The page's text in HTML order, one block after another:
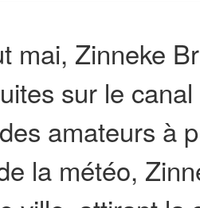
mai, Zinneke
sur le
amateurs à
la météo,